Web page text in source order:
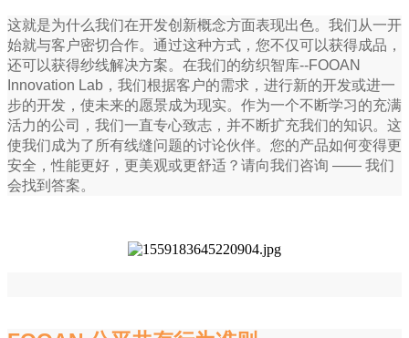
这就是为什么我们在开发创新概念方面表现出色。我们从一开
始就与客户密切合作。通过这种方式，您不仅可以获得成品，
还可以获得纱线解决方案。在我们的纺织智库--FOOAN
Innovation Lab，我们根据客户的需求，进行新的开发或进一
步的开发，使未来的愿景成为现实。作为一个不断学习的充满
活力的公司，我们一直专心致志，并不断扩充我们的知识。这
使我们成为了所有线缝问题的讨论伙伴。您的产品如何变得更
安全，性能更好，更美观或更舒适？请向我们咨询 —— 我们
会找到答案。